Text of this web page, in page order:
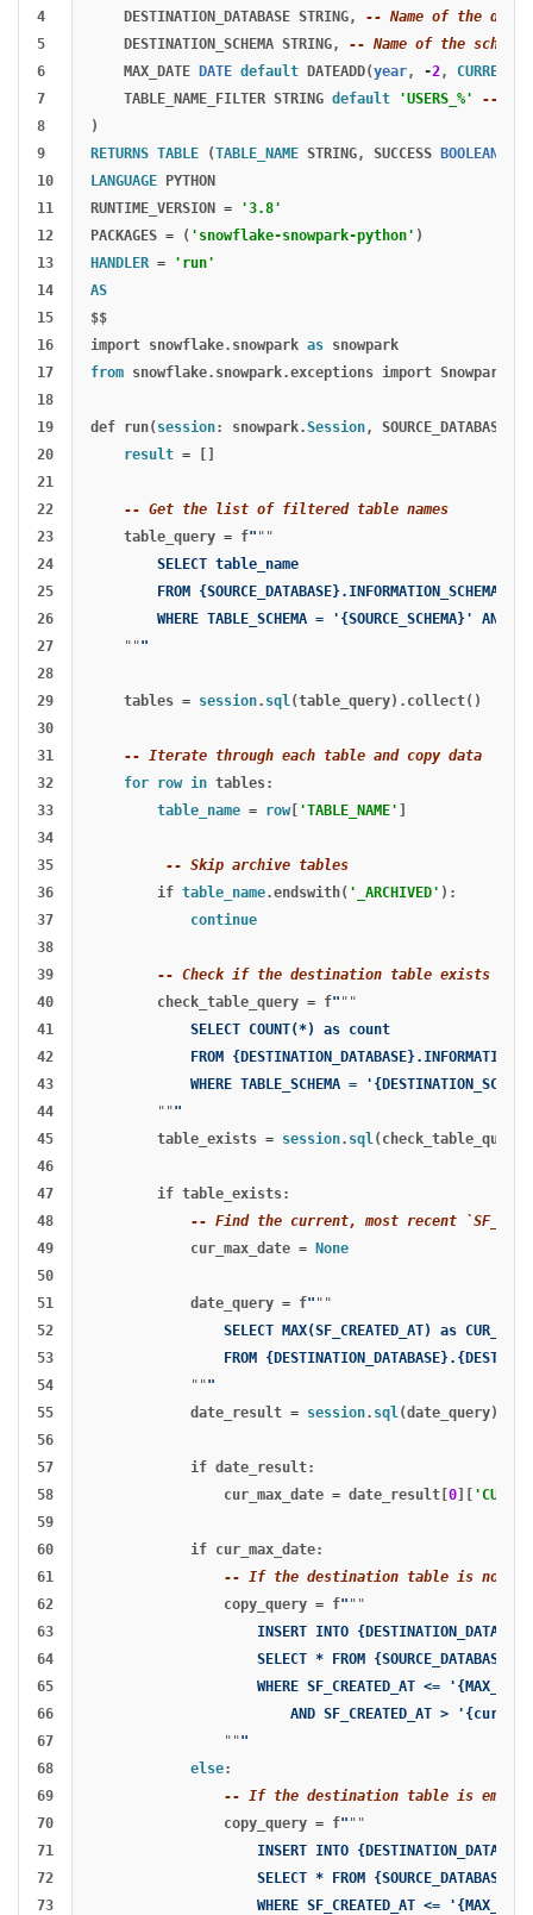
4
5
6
7
8
9
10
11
12
13
14
15
16
17
18
19
20
21
22
23
24
25
26
27
28
29
30
31
32
33
34
35
36
37
38
39
40
41
42
43
44
45
46
47
48
49
50
51
52
53
54
55
56
57
58
59
60
61
62
63
64
65
66
67
68
69
70
71
72
73
DESTINATION_DATABASE STRING,
-- Name of the
DESTINATION_SCHEMA STRING,
-- Name of the
MAX_DATE DATE default DATEADD(year, -2,
TABLE_NAME_FILTER STRING default 'USERS_%'
--
)
RETURNS TABLE (TABLE_NAME STRING, SUCCESS BOOLEAN
LANGUAGE PYTHON
RUNTIME_VERSION =
'3.8'
PACKAGES = ( 'snowflake-snowpark-python' )
HANDLER =
'run'
AS
$$
import snowflake. snowpark as snowpark
from snowflake. snowpark.exceptions import
def run(session: snowpark.Session, SOURCE_DATABASE
result = []
-- Get the list of filtered table names
table_query = f" ""
        SELECT table_name
FROM
WHERE TABLE_SCHEMA = '{SOURCE_SCHEMA}' AND
"""
tables = session. sql (table_query). collect()
-- Iterate through each table and copy data
for row in tables:
table_name = row[ 'TABLE_NAME' ]
-- Skip archive tables
if table_name.endswith( '_ARCHIVED' ):
continue
-- Check if the destination table exists
check_table_query = f" ""
            SELECT COUNT(*) as count
FROM
WHERE TABLE_SCHEMA =
"""
table_exists = session. sql (check_table_query
if table_exists:
-- Find the current, most recent
cur_max_date = None
date_query = f" ""
SELECT MAX(SF_CREATED_AT) as
FROM
"""
date_result = session. sql (date_query).
if date_result:
cur_max_date = date_result [0][
if cur_max_date:
-- If the destination table is not
copy_query = f" ""
INSERT INTO
SELECT * FROM
WHERE SF_CREATED_AT <=
AND SF_CREATED_AT >
"""
else:
-- If the destination table is empty,
copy_query = f" ""
INSERT INTO
SELECT * FROM
WHERE SF_CREATED_AT <=